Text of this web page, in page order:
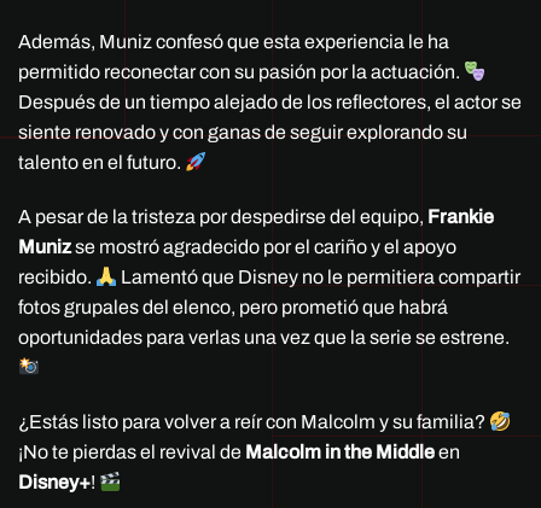
Además, Muniz confesó que esta experiencia le ha
permitido reconectar con su pasión por la actuación.
Después de un tiempo alejado de los reflectores, el actor se
siente renovado y con ganas de seguir explorando su
talento en el futuro.
A pesar de la tristeza por despedirse del equipo, Frankie
Munizse mostró agradecido por el cariño y el apoyo
recibido.
Lamentó que Disney no le permitiera compartir
fotos grupales del elenco, pero prometió que habrá
oportunidades para verlas una vez que la serie se estrene.
¿Estás listo para volver a reír con Malcolm y su familia?
¡No te pierdas el revival de Malcolm in the Middleen
Disney+!